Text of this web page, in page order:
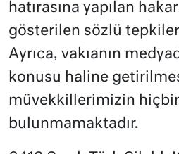
hatırasına yapılan
gösterilen sözlü
Ayrıca, vakıanın
konusu haline
müvekkillerimizin
bulunmamaktadır.